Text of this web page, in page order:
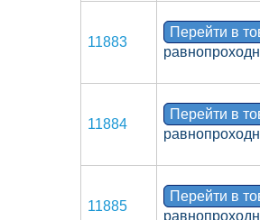
11883
Перейти в
11884
Перейти в
11885
Перейти в